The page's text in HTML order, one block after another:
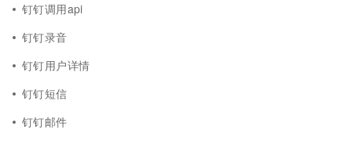
钉钉调用api
钉钉录音
钉钉用户详情
钉钉短信
钉钉邮件